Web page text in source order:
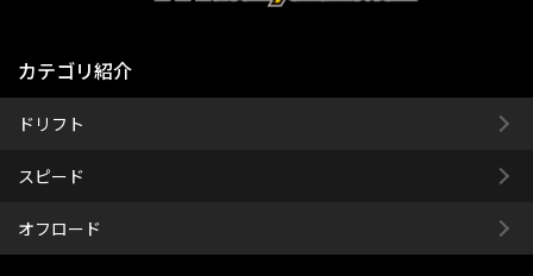
カテゴリ紹介
ドリフト
スピード
オフロード